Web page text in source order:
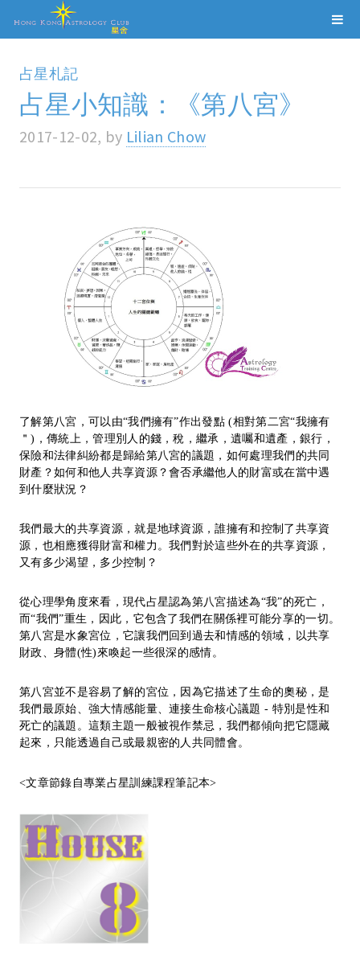
占星札記
占星小知識：《第八宮》
2017-12-02, by Lilian Chow
了解第八宮，可以由“我們擁有”作出發點 (相對第二宮“我擁有
＂)，傳統上，管理別人的錢，稅，繼承，遺囑和遺產，銀行，
保險和法律糾紛都是歸給第八宮的議題，如何處理我們的共同
財產？如何和他人共享資源？會否承繼他人的財富或在當中遇
到什麼狀況？
我們最大的共享資源，就是地球資源，誰擁有和控制了共享資
源，也相應獲得財富和權力。我們對於這些外在的共享資源，
又有多少渴望，多少控制？
從心理學角度來看，現代占星認為第八宮描述為“我”的死亡，
而“我們”重生，因此，它包含了我們在關係裡可能分享的一切。
第八宮是水象宮位，它讓我們回到過去和情感的領域，以共享
財政、身體(性)來喚起一些很深的感情。
第八宮並不是容易了解的宮位，因為它描述了生命的奧秘，是
我們最原始、強大情感能量、連接生命核心議題 - 特別是性和
死亡的議題。這類主題一般被視作禁忌，我們都傾向把它隱藏
起來，只能透過自己或最親密的人共同體會。
<文章節錄自專業占星訓練課程筆記本>